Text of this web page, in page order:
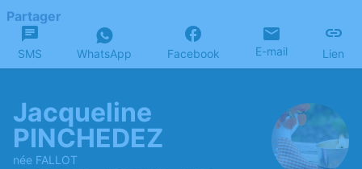
Partager
SMS WhatsApp Facebook E-mail Lien
Jacqueline
PINCHEDEZ
née FALLOT